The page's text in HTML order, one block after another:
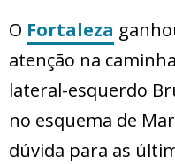
O Fortaleza
atenção na
lateral-esquerdo
no esquema de
dúvida para as